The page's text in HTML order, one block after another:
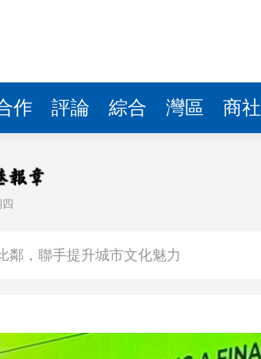
作 評論 綜合 灣區 商社
技美術雙館比鄰，聯手提升城市文化魅力